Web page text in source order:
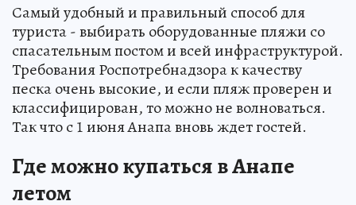
Самый удобный и правильный способ для
туриста - выбирать оборудованные пляжи со
спасательным постом и всей инфраструктурой.
Требования Роспотребнадзора к качеству
песка очень высокие, и если пляж проверен и
классифицирован, то можно не волноваться.
Так что с 1 июня Анапа вновь ждет гостей.
Где можно купаться в Анапе
летом